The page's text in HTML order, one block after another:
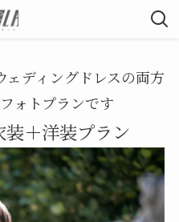
ディングドレスの両方
ォトプランです
＋洋装プラン